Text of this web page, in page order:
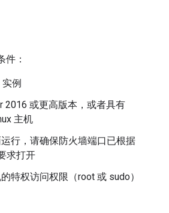
件：
实例
2016 或更高版本，或者具有
主机
行，请确保防火墙端口已根据
求打开
特权访问权限（root 或 sudo）